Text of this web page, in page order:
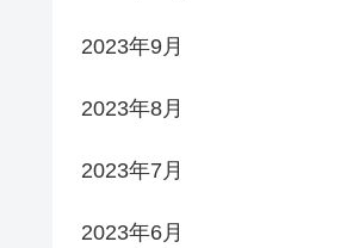
2023年9月
2023年8月
2023年7月
2023年6月